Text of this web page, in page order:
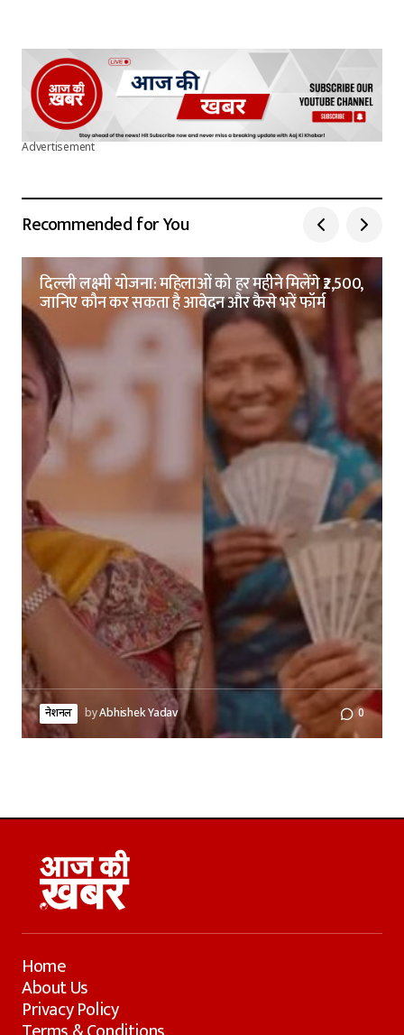
Advertisement
Recommended for You
दिल्ली लक्ष्मी योजना: महिलाओं को हर महीने मिलेंगे ₹2,500,
जानिए कौन कर सकता है आवेदन और कैसे भरें फॉर्म
नेशनल byAbhishek Yadav 0
Home
About Us
Privacy Policy